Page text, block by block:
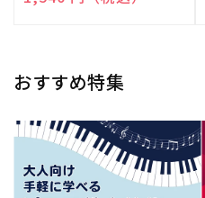
おすすめ特集